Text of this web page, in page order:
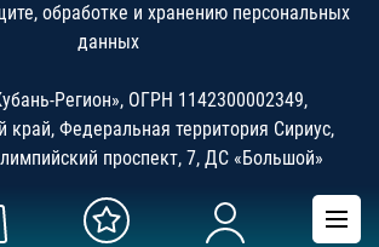
обработке и хранению персональных
данных
Регион», ОГРН 1142300002349,
край, Федеральная территория Сириус,
проспект, 7, ДС «Большой»